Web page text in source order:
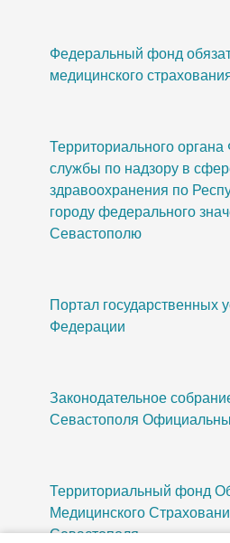
Федеральный фонд
медицинского
Территориального
службы по надзору в
здравоохранения по
городу федерального
Севастополю
Портал государственных
Федерации
Законодательное
Севастополя
Территориальный фонд
Медицинского
Севастополя